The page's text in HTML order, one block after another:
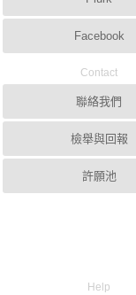
Facebook
Contact
聯絡我們
檢舉與回報
許願池
Help